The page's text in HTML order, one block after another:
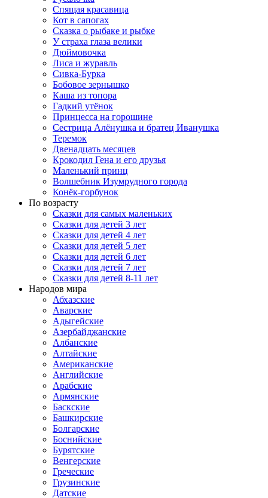
Спящая красавица
Кот в сапогах
Сказка о рыбаке и рыбке
У страха глаза велики
Дюймовочка
Лиса и журавль
Сивка-Бурка
Бобовое зернышко
Каша из топора
Гадкий утёнок
Принцесса на горошине
Сестрица Алёнушка и братец Иванушка
Теремок
Двенадцать месяцев
Крокодил Гена и его друзья
Маленький принц
Волшебник Изумрудного города
Конёк-горбунок
По возрасту
Сказки для самых маленьких
Сказки для детей 3 лет
Сказки для детей 4 лет
Сказки для детей 5 лет
Сказки для детей 6 лет
Сказки для детей 7 лет
Сказки для детей 8-11 лет
Народов мира
Абхазские
Аварские
Адыгейские
Азербайджанские
Албанские
Алтайские
Американские
Английские
Арабские
Армянские
Баскские
Башкирские
Болгарские
Боснийские
Бурятские
Венгерские
Греческие
Грузинские
Датские